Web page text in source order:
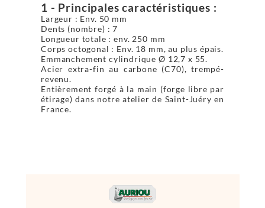
1 - Principales caractéristiques :
Largeur : Env. 50 mm
Dents (nombre) : 7
Longueur totale : env. 250 mm
Corps octogonal : Env. 18 mm, au plus épais.
Emmanchement cylindrique Ø 12,7 x 55.
Acier extra-fin au carbone (C70), trempé-
revenu.
Entièrement forgé à la main (forge libre par
étirage) dans notre atelier de Saint-Juéry en
France.